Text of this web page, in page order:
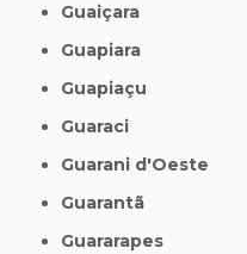
Guaiçara
Guapiara
Guapiaçu
Guaraci
Guarani d'Oeste
Guarantã
Guararapes